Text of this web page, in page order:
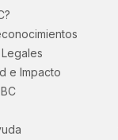
e Impacto